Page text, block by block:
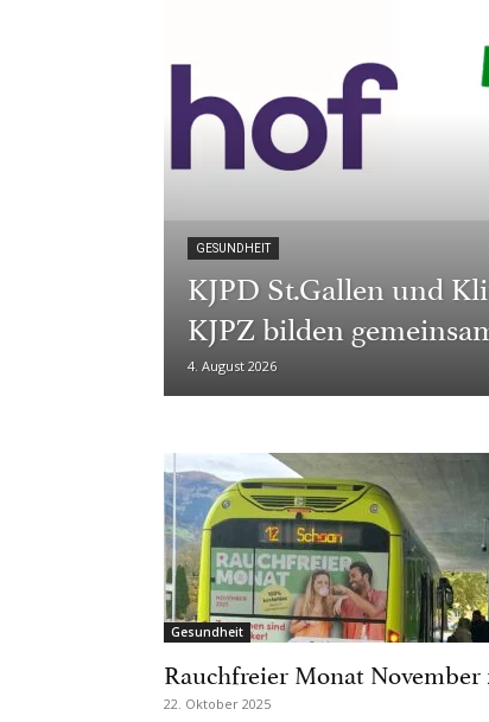
GESUNDHEIT
KJPD St.Gallen und
KJPZ bilden
4. August 2026
Gesundheit
Rauchfreier Monat November
22. Oktober 2025